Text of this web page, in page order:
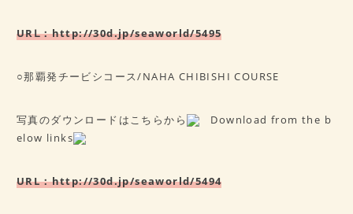
URⅬ：http://30d.jp/seaworld/5495
○那覇発チービシコース/NAHA CHIBISHI COURSE
写真のダウンロードはこちらから
Download from the b
elow links
URL：http://30d.jp/seaworld/5494